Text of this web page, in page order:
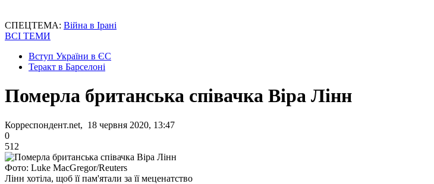
СПЕЦТЕМА: Війна в Ірані
ВСІ ТЕМИ
Вступ України в ЄС
Теракт в Барселоні
Померла британська співачка Віра Лінн
Корреспондент.net, 18 червня 2020, 13:47
0
512
Фото: Luke MacGregor/Reuters
Лінн хотіла, щоб її пам'ятали за її меценатство